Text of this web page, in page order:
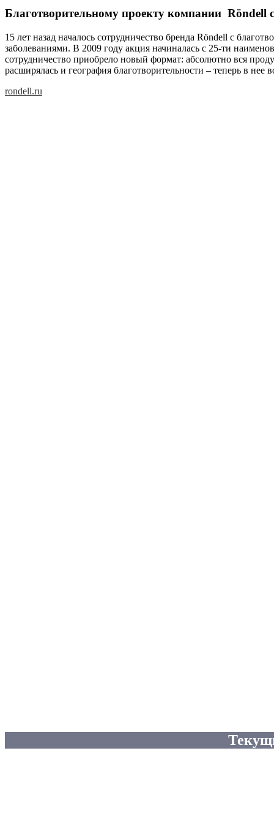
Благотворительному проекту компании
15 лет назад началось сотрудничество бренда Röndell с
заболеваниями. В 2009 году акция начиналась с 25-ти
сотрудничество приобрело новый формат: абсолютно вся
расширялась и география благотворительности – теперь в нее
rondell.ru